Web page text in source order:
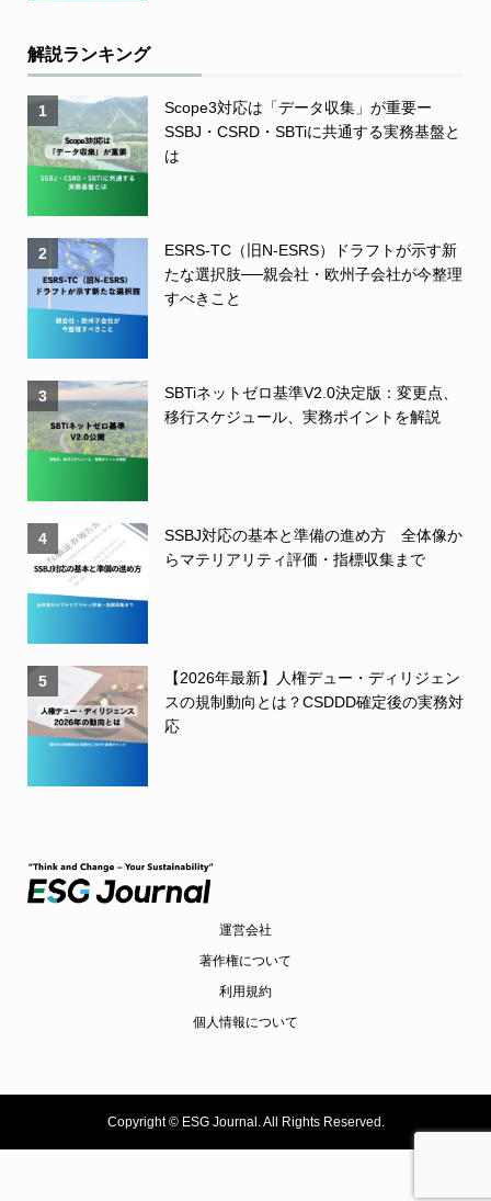
解説ランキング
1
Scope3対応は「データ収集」が重要ー
SSBJ・CSRD・SBTiに共通する実務基盤と
は
2
ESRS-TC（旧N-ESRS）ドラフトが示す新
たな選択肢──親会社・欧州子会社が今整理
すべきこと
3
SBTiネットゼロ基準V2.0決定版：変更点、
移行スケジュール、実務ポイントを解説
4
SSBJ対応の基本と準備の進め方 全体像か
らマテリアリティ評価・指標収集まで
5
【2026年最新】人権デュー・ディリジェン
スの規制動向とは？CSDDD確定後の実務対
応
運営会社
著作権について
利用規約
個人情報について
Copyright ©ESG Journal. All Rights Reserved.